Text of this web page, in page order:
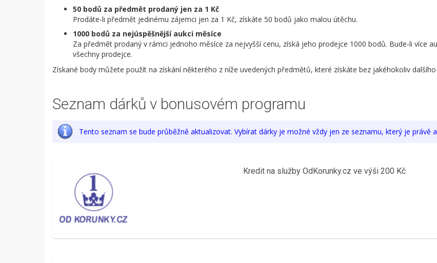
50 bodů za předmět prodaný jen za 1 Kč
Prodáte-li předmět jedinému zájemci jen za 1 Kč, získáte 50 bodů jako malou útěchu.
1000 bodů za nejúspěšnější aukci měsíce
Za předmět prodaný v rámci jednoho měsíce za nejvyšší cenu, získá jeho prodejce 1000 bodů. Bude-li více
všechny prodejce.
Získané body můžete použít na získání některého z níže uvedených předmětů, které získáte bez jakéhokoliv
Seznam dárků v bonusovém programu
Tento seznam se bude průběžně aktualizovat. Vybírat dárky je možné vždy jen ze seznamu, který je právě
Kredit na služby OdKorunky.cz ve výši 200 Kč